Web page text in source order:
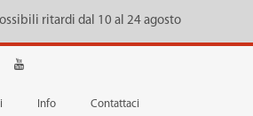
ritardi dal 10 al 24 agosto
Info Contattaci